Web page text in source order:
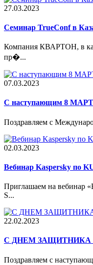
27.03.2023
Семинар TrueConf в
Компания КВАРТОН, в
пр�...
07.03.2023
С наступающим 8
Поздравляем с
02.03.2023
Вебинар Kaspersky по
Приглашаем на вебинар
S...
22.02.2023
С ДНЕМ ЗАЩИТНИКА
Поздравляем с